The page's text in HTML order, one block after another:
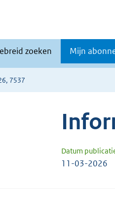
zoeken Mijn
7537
Datum
11-03-2026